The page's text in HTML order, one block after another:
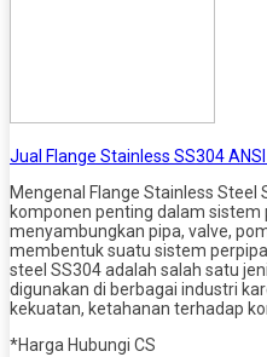
Jual Flange Stainless SS304
Mengenal Flange Stainless Steel
komponen penting dalam
menyambungkan pipa, valve,
membentuk suatu sistem
steel SS304 adalah salah satu
digunakan di berbagai industri
kekuatan, ketahanan terhadap
*Harga Hubungi CS